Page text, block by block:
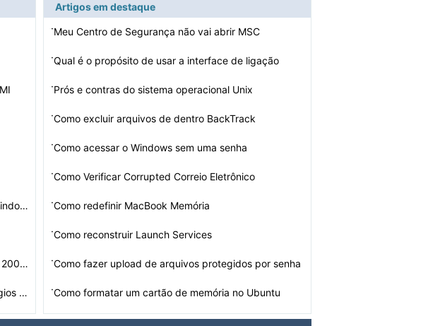
Como a pesquisa pelo tamanho do arquivo no Windows 7
Instruções sobre como baixar o Microsoft Office 2007 …
Como adicionar um nome de usuário com privilégios de …
Artigos em destaque
·Meu Centro de Segurança não vai abrir MSC
·Qual é o propósito de usar a interface de ligação
·Prós e contras do sistema operacional Unix
·Como excluir arquivos de dentro BackTrack
·Como acessar o Windows sem uma senha
·Como Verificar Corrupted Correio Eletrônico
·Como redefinir MacBook Memória
·Como reconstruir Launch Services
·Como fazer upload de arquivos protegidos por senha
·Como formatar um cartão de memória no Ubuntu